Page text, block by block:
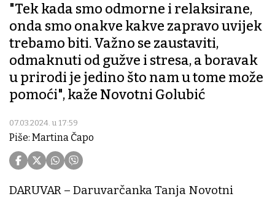
"Tek kada smo odmorne i relaksirane,
onda smo onakve kakve zapravo uvijek
trebamo biti. Važno se zaustaviti,
odmaknuti od gužve i stresa, a boravak
u prirodi je jedino što nam u tome može
pomoći", kaže Novotni Golubić
07.03.2024. u 17:59
Piše: Martina Čapo
DARUVAR – Daruvarčanka Tanja Novotni